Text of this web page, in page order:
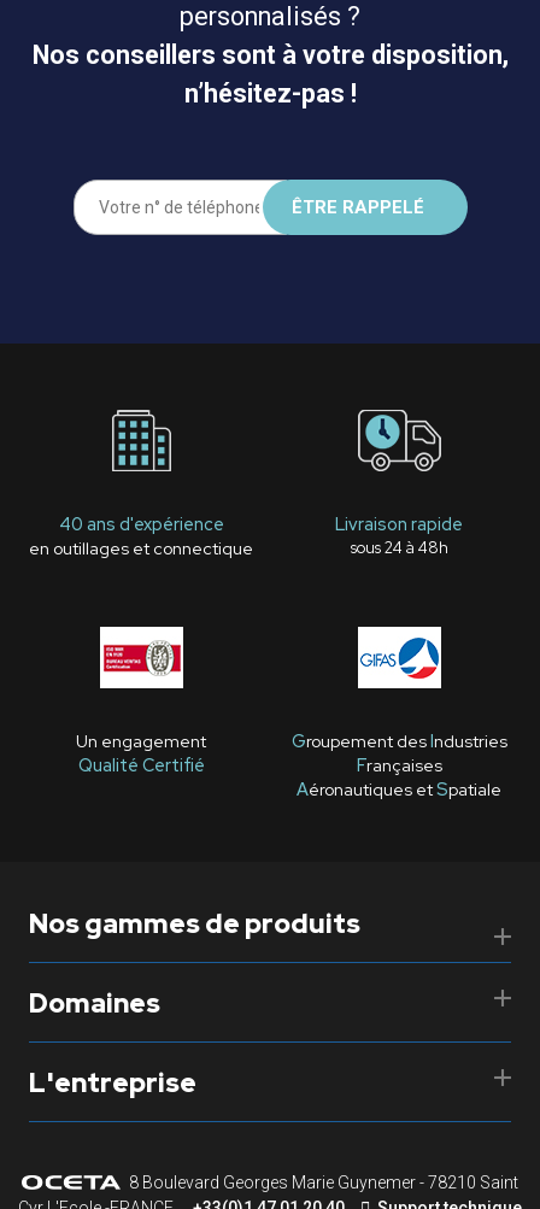
personnalisés ?
Nos conseillers sont à votre disposition,
n’hésitez-pas !
40 ans d'expérience
en outillages et connectique
Livraison rapide
sous 24 à 48h
Un engagement
Qualité Certifié
Groupement desIndustries
Françaises
Aéronautiques etSpatiale
Nos gammes de produits
Domaines
L'entreprise
8 Boulevard Georges Marie Guynemer - 78210 Saint